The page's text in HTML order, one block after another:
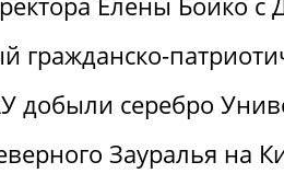
гражданско-
добыли серебро
Зауралья на